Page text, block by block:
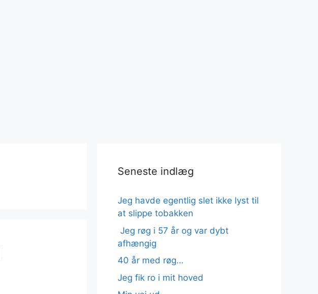
Seneste indlæg
Jeg havde egentlig slet ikke lyst til
at slippe tobakken
Jeg røg i 57 år og var dybt
afhængig
40 år med røg…
Jeg fik ro i mit hoved